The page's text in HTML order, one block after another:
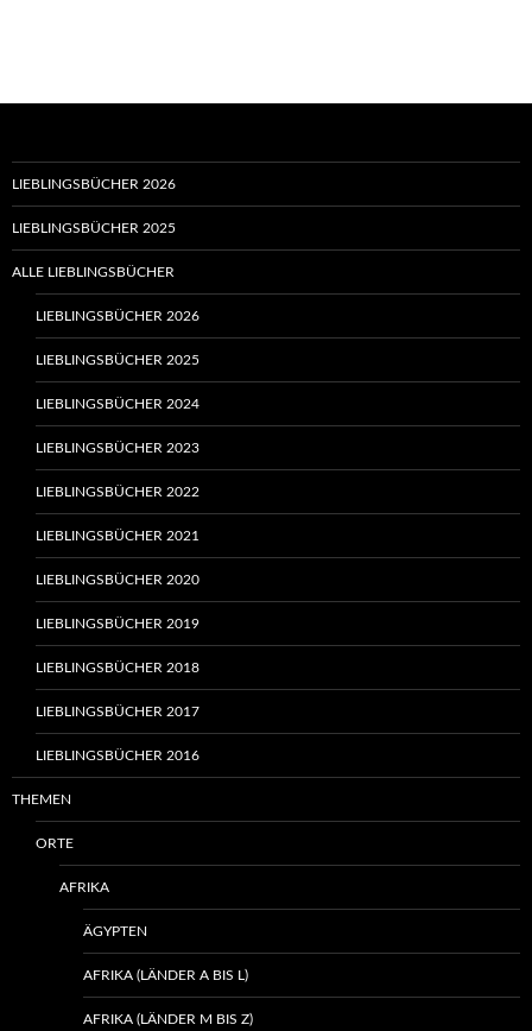
LIEBLINGSBÜCHER 2026
LIEBLINGSBÜCHER 2025
ALLE LIEBLINGSBÜCHER
LIEBLINGSBÜCHER 2026
LIEBLINGSBÜCHER 2025
LIEBLINGSBÜCHER 2024
LIEBLINGSBÜCHER 2023
LIEBLINGSBÜCHER 2022
LIEBLINGSBÜCHER 2021
LIEBLINGSBÜCHER 2020
LIEBLINGSBÜCHER 2019
LIEBLINGSBÜCHER 2018
LIEBLINGSBÜCHER 2017
LIEBLINGSBÜCHER 2016
THEMEN
ORTE
AFRIKA
ÄGYPTEN
AFRIKA (LÄNDER A BIS L)
AFRIKA (LÄNDER M BIS Z)